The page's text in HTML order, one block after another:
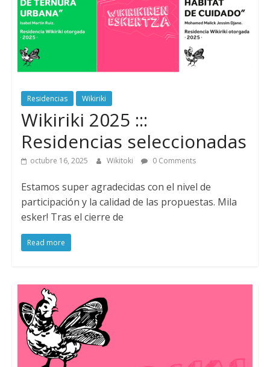
Residencias Wikiriki
Wikiriki 2025 :::
Residencias seleccionadas
octubre 16, 2025 Wikitoki 0 Comments
Estamos super agradecidas con el nivel de
participación y la calidad de las propuestas. Mila
esker! Tras el cierre de
Read more